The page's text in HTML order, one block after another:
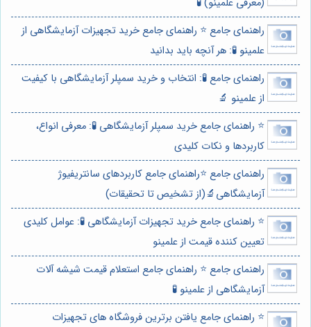
راهنمای جامع ⭐️ راهنمای جامع خرید تجهیزات آزمایشگاهی از
علمینو 🧪: هر آنچه باید بدانید
راهنمای جامع 🧪: انتخاب و خرید سمپلر آزمایشگاهی با کیفیت
از علمینو 🔬
⭐️ راهنمای جامع خرید سمپلر آزمایشگاهی 🧪: معرفی انواع،
کاربردها و نکات کلیدی
راهنمای جامع ⭐️راهنمای جامع کاربردهای سانتریفیوژ
آزمایشگاهی🔬(از تشخیص تا تحقیقات)
⭐️ راهنمای جامع خرید تجهیزات آزمایشگاهی 🧪: عوامل کلیدی
تعیین کننده قیمت از علمینو
راهنمای جامع ⭐️ راهنمای جامع استعلام قیمت شیشه آلات
آزمایشگاهی از علمینو 🧪
⭐️ راهنمای جامع یافتن برترین فروشگاه های تجهیزات